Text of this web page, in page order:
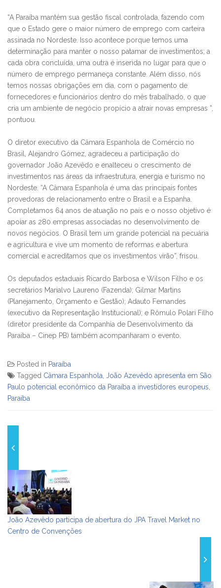
“A Paraíba mantém sua gestão fiscal controlada, fazendo com
que o Estado gere o maior número de emprego com carteira
assinada no Nordeste. Isso acontece porque temos uma
determinação para manter o nosso patamar de investimentos; a
cada obra concluída, uma outra é inserida no lugar para que o
número de emprego permaneça constante. Além disso, nós
temos nossas obrigações em dia, com o pagamento de
fornecedores e funcionários dentro do mês trabalhado, o que
cria um ambiente de negócio propício a atrair novas empresas ”,
pontuou.
O diretor executivo da Câmara Espanhola de Comércio no
Brasil, Alejandro Gómez, agradeceu a participação do
governador João Azevêdo e enalteceu o crescimento de
investimentos nas áreas da infraestrutura, energia e turismo no
Nordeste. “A Câmara Espanhola é uma das principais fontes
provedoras de relacionamento entre o Brasil e a Espanha.
Completamos 64 anos de atuação no país e o nosso objetivo é
apoiar as 280 empresas associadas no desenvolvimento de
novos negócios. O Brasil tem um grande potencial na pecuária
e agricultura e vive um momento de reformas e abertura
comercial e acreditamos que os investimentos virão”, frisou.
Os deputados estaduais Ricardo Barbosa e Wilson Filho e os
secretários Marialvo Laureno (Fazenda); Gilmar Martins
(Planejamento, Orçamento e Gestão); Adauto Fernandes
(executivo da Representação Institucional); e Rômulo Polari Filho
(diretor presidente da Companhia de Desenvolvimento da
Paraíba – Cinep PB) também acompanharam o evento.
Posted in Paraíba
Tagged Câmara Espanhola, João Azevêdo apresenta em São
Paulo potencial econômico da Paraíba a investidores europeus,
Paraíba
João Azevêdo participa de abertura do JPA Travel Market no
Centro de Convenções